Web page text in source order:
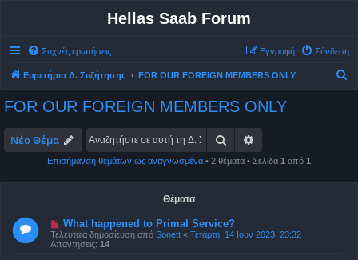
Hellas Saab Forum
Συχνές ερωτήσεις Σύνδεση
Εγγραφή
Ευρετήριο Δ. Συζήτησης FOR OUR FOREIGN MEMBERS ONLY
FOR OUR FOREIGN MEMBERS ONLY
Νέο Θέμα Αναζήτηση
Επισήμανση θεμάτων ως αναγνωσμένα • 2 θέματα • Σελίδα 1 από 1
Θέματα
What happened to Primal Service?
Τελευταία δημοσίευση από Sonett « Τετάρτη, 14 Ιουν 2023, 23:32
Απαντήσεις: 14